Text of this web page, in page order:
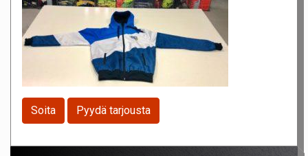
Soita Pyydä tarjousta